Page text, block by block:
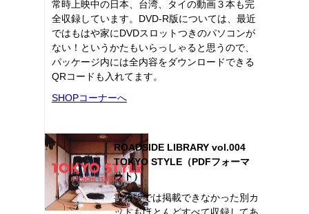
常時上映中の日本、台湾、タイの動画３本も完
全収録しています。DVD-R版については、最近
ではもはや家にDVDスロットつきのパソコンが
ない！というかたもいらっしゃると思うので、
パッケージ内には全内容をダウンロードできる
QRコードも入れてます。
SHOPコーナーへ
ROADSIDE LIBRARY vol.004
TOKYO STYLE（PDFフォーマ
ット）
書籍版では掲載できなかった別カ
ットもほとんどすべて収録してあ